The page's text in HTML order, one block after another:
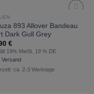
Wunschliste
hinzufügen
893 Allover Bandeau
Dark Gull Grey
€
19% MwSt. 19 % DE
Versand
ca. 2-3 Werktage